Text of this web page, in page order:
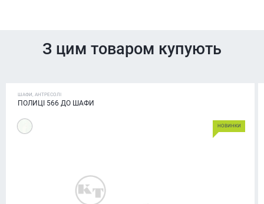
З цим товаром купують
ШАФИ, АНТРЕСОЛІ
ПОЛИЦІ 566 ДО ШАФИ
НОВИНКИ